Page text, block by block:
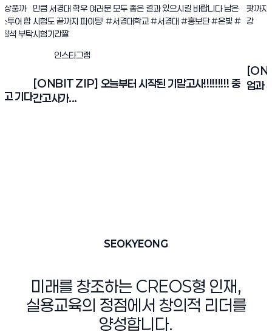
인스타그램
[ONBIT ZIP] 오늘부터 시작된 기말고사!!!!!!!!! 중
간고사가...
업과
SEOKYEONG
미래를 창조하는 CREOS형 인재,
실용교육의 정점에서 창의적 리더를
양성합니다.